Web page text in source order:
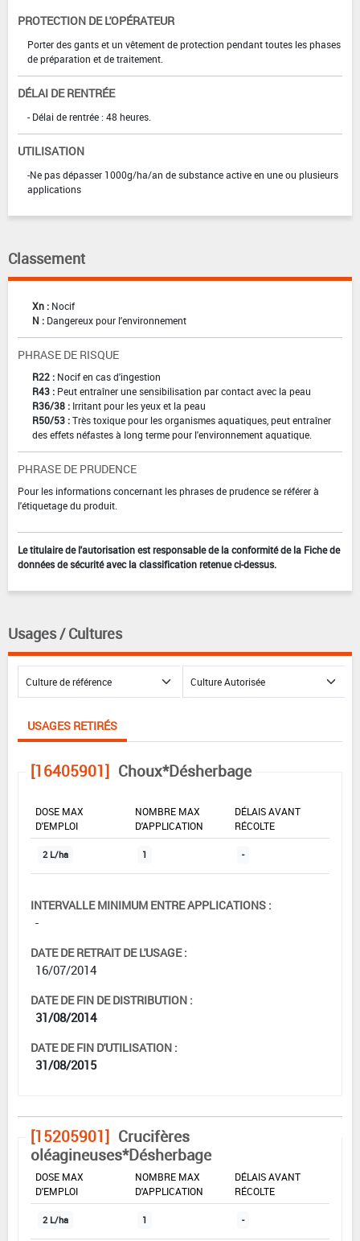
PROTECTION DE L'OPÉRATEUR
Porter des gants et un vêtement de protection pendant toutes les phases
de préparation et de traitement.
DÉLAI DE RENTRÉE
- Délai de rentrée : 48 heures.
UTILISATION
-Ne pas dépasser 1000g/ha/an de substance active en une ou plusieurs
applications
Classement
Xn : Nocif
N : Dangereux pour l'environnement
PHRASE DE RISQUE
R22 : Nocif en cas d'ingestion
R43 : Peut entraîner une sensibilisation par contact avec la peau
R36/38 : Irritant pour les yeux et la peau
R50/53 :Très toxique pour les organismes aquatiques, peut entraîner
des effets néfastes à long terme pour l'environnement aquatique.
PHRASE DE PRUDENCE
Pour les informations concernant les phrases de prudence se référer à
l'étiquetage du produit.
Le titulaire de l'autorisation est responsable de la conformité de la Fiche de
données de sécurité avec la classification retenue ci-dessus.
Usages / Cultures
USAGES RETIRÉS
[16405901] Choux*Désherbage
DOSE MAX
D'EMPLOI
NOMBRE MAX
D'APPLICATION
DÉLAIS AVANT
RÉCOLTE
2 L/ha 1 -
INTERVALLE MINIMUM ENTRE APPLICATIONS :
-
DATE DE RETRAIT DE L'USAGE :
16/07/2014
DATE DE FIN DE DISTRIBUTION :
31/08/2014
DATE DE FIN D'UTILISATION :
31/08/2015
[15205901] Crucifères
oléagineuses*Désherbage
DOSE MAX
D'EMPLOI
NOMBRE MAX
D'APPLICATION
DÉLAIS AVANT
RÉCOLTE
2 L/ha 1 -